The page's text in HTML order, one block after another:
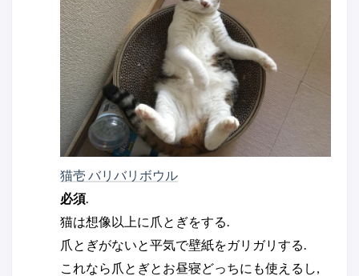
猫壱 バリバリボウル
必須
猫は想像以上に爪とぎをする.
爪とぎがないと平気で壁紙をガリガリする.
これなら爪とぎとお昼寝どっちにも使えるし,